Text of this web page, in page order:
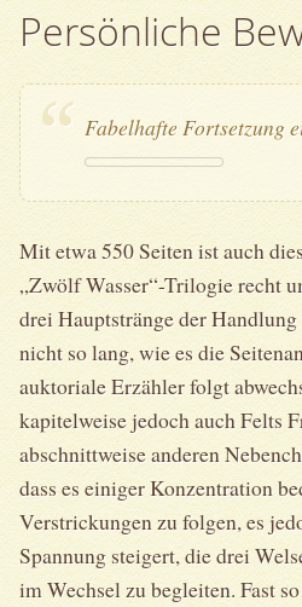
Persönliche
Fabelhafte Fortsetzung
Mit etwa 550 Seiten ist auch
„Zwölf Wasser“-Trilogie recht
drei Hauptstränge der
nicht so lang, wie es die
auktoriale Erzähler folgt
kapitelweise jedoch auch Felts
abschnittweise anderen
dass es einiger Konzentration
Verstrickungen zu folgen, es
Spannung steigert, die drei
im Wechsel zu begleiten. Fast